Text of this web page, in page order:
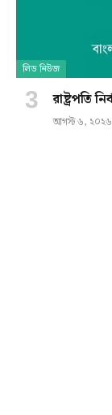
লিড নিউজ
রাষ্ট্রপতি
আগস্ট ৬, ২০২৬